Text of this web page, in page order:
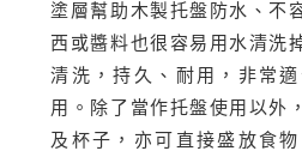
塗層幫助木製托盤防水、不
西或醬料也很容易用水清洗
清洗，持久、耐用，非常
用。除了當作托盤使用以外
及杯子，亦可直接盛放食